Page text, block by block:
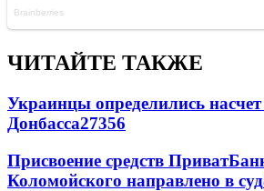
ЧИТАЙТЕ ТАКЖЕ
Украинцы определились
Донбасса27356
Присвоение средств
Коломойского направлено в суд